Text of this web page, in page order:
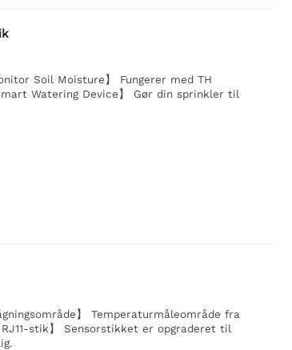
Soil Moisture】 Fungerer med TH
Watering Device】 Gør din sprinkler til
】 Temperaturmåleområde fra
stik】 Sensorstikket er opgraderet til